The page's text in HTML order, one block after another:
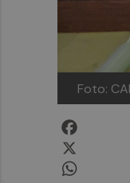
Foto: